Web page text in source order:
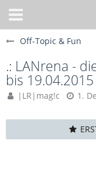
Off-Topic & Fun
.: LANrena -
bis 19.04.2015
|LR|mag!c 1.